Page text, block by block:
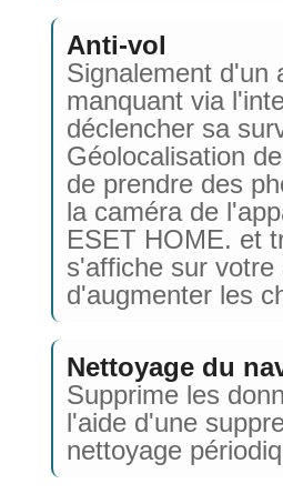
Anti-vol
Signalement d'un
manquant via
déclencher sa
Géolocalisation
de prendre des
la caméra de
ESET HOME. et
s'affiche sur
d'augmenter les
Nettoyage du
Supprime les
l'aide d'une
nettoyage